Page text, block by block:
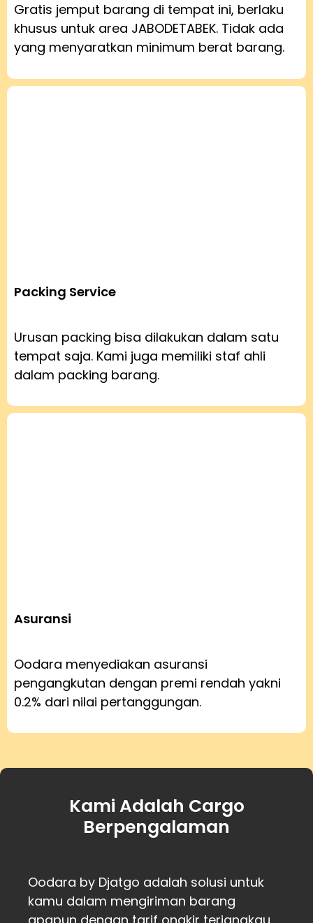
Gratis jemput barang di tempat ini, berlaku
khusus untuk area JABODETABEK. Tidak ada
yang menyaratkan minimum berat barang.
Packing Service
Urusan packing bisa dilakukan dalam satu
tempat saja. Kami juga memiliki staf ahli
dalam packing barang.
Asuransi
Oodara menyediakan asuransi
pengangkutan dengan premi rendah yakni
0.2% dari nilai pertanggungan.
Kami Adalah Cargo
Berpengalaman
Oodara by Djatgo adalah solusi untuk
kamu dalam mengiriman barang